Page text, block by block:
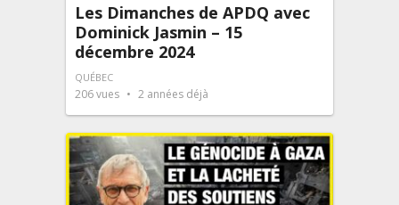
Les Dimanches de APDQ avec
Dominick Jasmin – 15
décembre 2024
QUÉBEC
206vues 2 années déjà